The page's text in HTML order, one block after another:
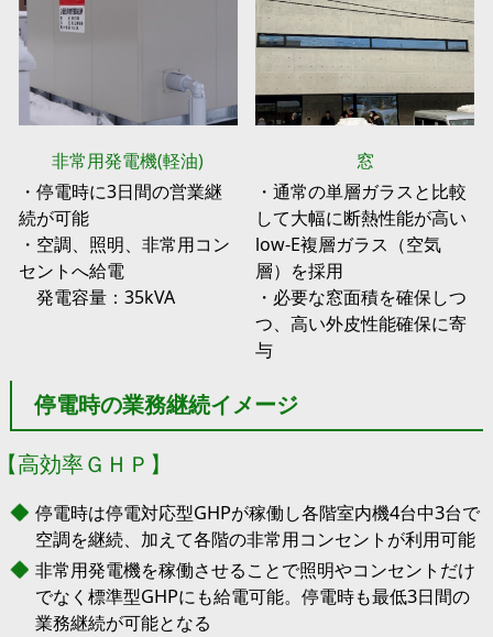
非常用発電機(軽油)
・停電時に3日間の営業継
続が可能
・空調、照明、非常用コン
セントへ給電
発電容量：35kVA
窓
・通常の単層ガラスと比較
して大幅に断熱性能が高い
low-E複層ガラス（空気
層）を採用
・必要な窓面積を確保しつ
つ、高い外皮性能確保に寄
与
停電時の業務継続イメージ
高効率ＧＨＰ】
停電時は停電対応型GHPが稼働し各階室内機4台中3台で
空調を継続、加えて各階の非常用コンセントが利用可能
非常用発電機を稼働させることで照明やコンセントだけ
でなく標準型GHPにも給電可能。停電時も最低3日間の
業務継続が可能となる